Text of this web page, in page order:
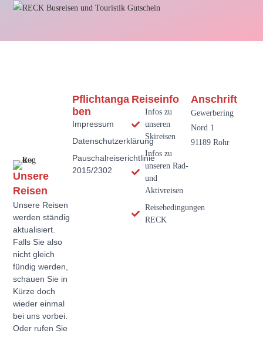
Unsere
Reisen
Unsere Reisen
werden ständig
aktualisiert.
Falls Sie also
nicht gleich
fündig werden,
schauen Sie in
Kürze doch
wieder einmal
bei uns vorbei.
Oder rufen Sie
Reiseinfo
Infos zu
unseren
Skireisen
Infos zu
unseren Rad-
und
Aktivreisen
Reisebedingungen
RECK
Pflichtanga
Ben
Impressum
Datenschutzerklärung
Pauschalreiserichtlinie
2015/2302
Anschrift
Gewerbering
Nord 1
91189 Rohr